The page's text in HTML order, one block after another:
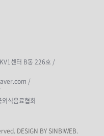
센터 B동 226호 /
/
식음료협회
DESIGN BY SINBIWEB.